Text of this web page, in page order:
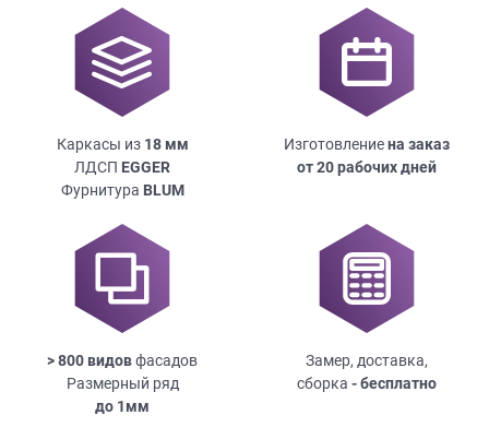
Каркасы из 18мм
ЛДСП EGGER
Фурнитура BLUM
Изготовлениена заказ
от 20 рабочих дней
> 800 видовфасадов
Размерный ряд
до 1мм
Замер, доставка,
сборка - бесплатно